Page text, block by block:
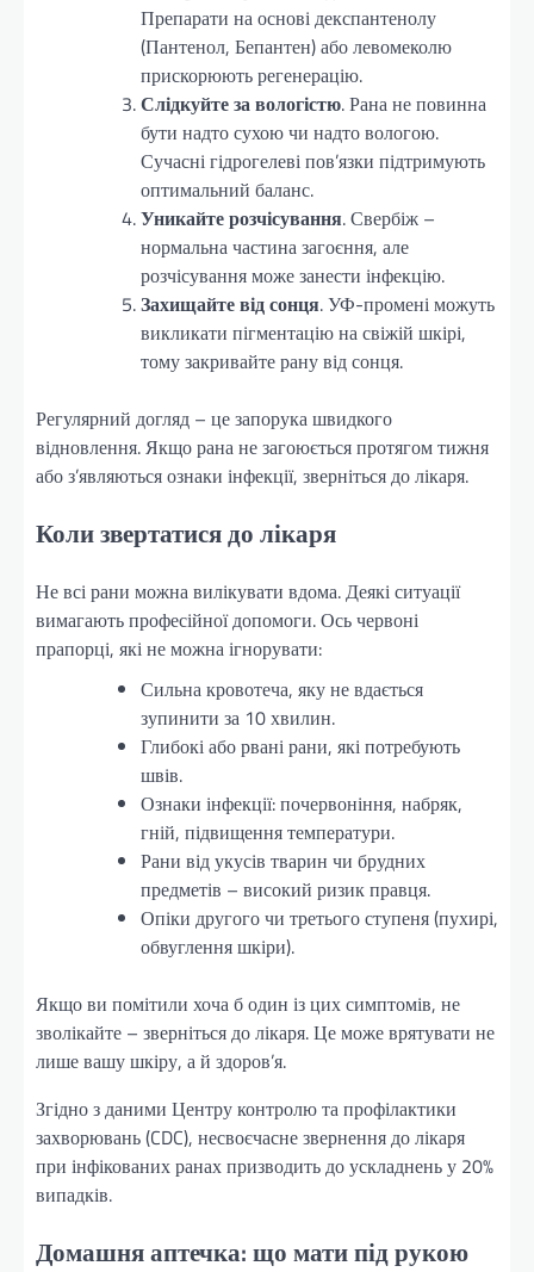
Препарати на основі декспантенолу
(Пантенол, Бепантен) або левомеколю
прискорюють регенерацію.
Слідкуйте за вологістю. Рана не повинна
бути надто сухою чи надто вологою.
Сучасні гідрогелеві пов’язки підтримують
оптимальний баланс.
Уникайте розчісування. Свербіж –
нормальна частина загоєння, але
розчісування може занести інфекцію.
Захищайте від сонця. УФ-промені можуть
викликати пігментацію на свіжій шкірі,
тому закривайте рану від сонця.
Регулярний догляд – це запорука швидкого
відновлення. Якщо рана не загоюється протягом тижня
або з’являються ознаки інфекції, зверніться до лікаря.
Коли звертатися до лікаря
Не всі рани можна вилікувати вдома. Деякі ситуації
вимагають професійної допомоги. Ось червоні
прапорці, які не можна ігнорувати:
Сильна кровотеча, яку не вдається
зупинити за 10 хвилин.
Глибокі або рвані рани, які потребують
швів.
Ознаки інфекції: почервоніння, набряк,
гній, підвищення температури.
Рани від укусів тварин чи брудних
предметів – високий ризик правця.
Опіки другого чи третього ступеня (пухирі,
обвуглення шкіри).
Якщо ви помітили хоча б один із цих симптомів, не
зволікайте – зверніться до лікаря. Це може врятувати не
лише вашу шкіру, а й здоров’я.
Згідно з даними Центру контролю та профілактики
захворювань (CDC), несвоєчасне звернення до лікаря
при інфікованих ранах призводить до ускладнень у 20%
випадків.
Домашня аптечка: що мати під рукою